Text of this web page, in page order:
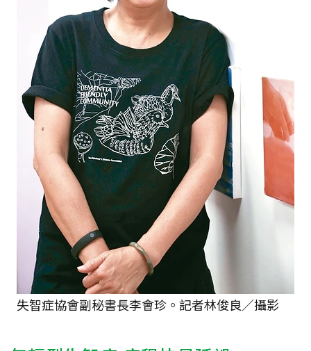
失智症協會副秘書長李會珍。記者林俊良／攝影